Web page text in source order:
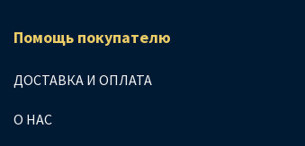
Помощь покупателю
ДОСТАВКА И ОПЛАТА
О НАС